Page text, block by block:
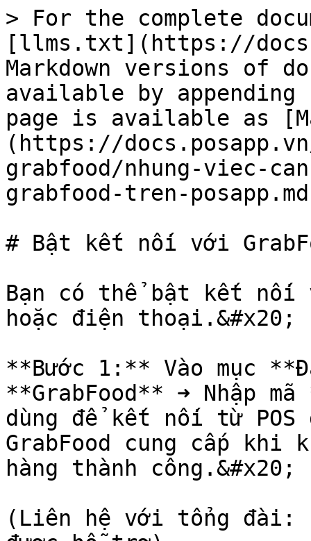
> For the complete
[llms.txt](https://
Markdown versions of
available by
page is available as
(https://
grabfood/nhung-viec-
grabfood-tren-
# Bật kết nối với
Bạn có thể bật kết nối
hoặc điện thoại.&#x20;
**Bước 1:** Vào mục
**GrabFood** ➜ Nhập
dùng để kết nối từ POS
GrabFood cung cấp khi
hàng thành công.&#x20;
(Liên hệ với tổng đài: